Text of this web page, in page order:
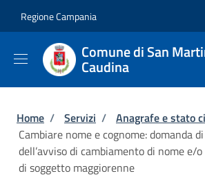
Regione Campania
Comune di San
Caudina
Briciole di pane
Home / Servizi / Anagrafe e stato
Cambiare nome e cognome: domanda
dell’avviso di cambiamento di nome e/
di soggetto maggiorenne